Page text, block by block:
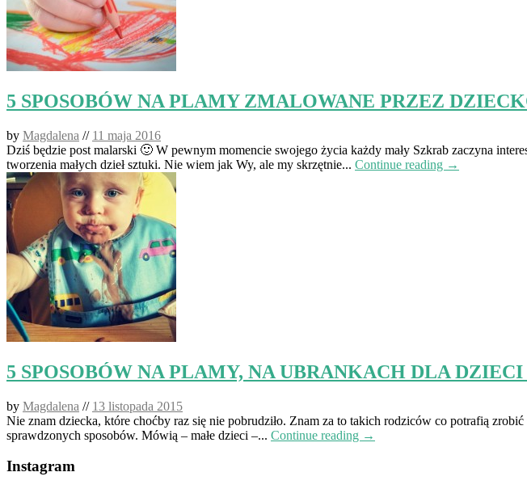
5 SPOSOBÓW NA PLAMY ZMALOWANE PRZEZ
by Magdalena // 11 maja 2016
Dziś będzie post malarski 🙂 W pewnym momencie swojego życia każdy mały Szkrab zaczyna
tworzenia małych dzieł sztuki. Nie wiem jak Wy, ale my skrzętnie... Continue reading →
5 SPOSOBÓW NA PLAMY, NA UBRANKACH DLA DZIECI
by Magdalena // 13 listopada 2015
Nie znam dziecka, które choćby raz się nie pobrudziło. Znam za to takich rodziców co potrafią
sprawdzonych sposobów. Mówią – małe dzieci –... Continue reading →
Instagram